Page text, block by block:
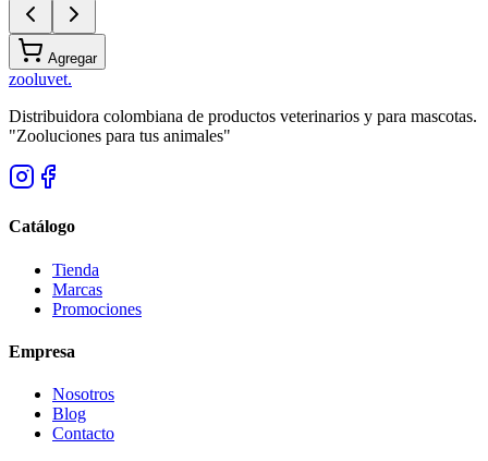
Agregar
zooluvet.
Distribuidora colombiana de productos veterinarios y para mascotas.
"Zooluciones para tus animales"
Catálogo
Tienda
Marcas
Promociones
Empresa
Nosotros
Blog
Contacto